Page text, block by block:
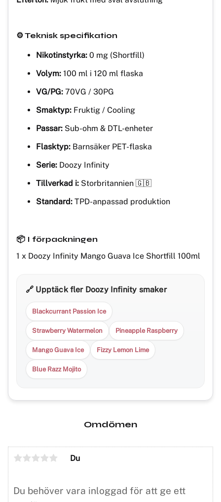
⚙️ Teknisk specifikation
Nikotinstyrka: 0 mg (Shortfill)
Volym: 100 ml i 120 ml flaska
VG/PG: 70VG / 30PG
Smaktyp: Fruktig / Cooling
Passar: Sub-ohm & DTL-enheter
Flasktyp: Barnsäker PET-flaska
Serie: Doozy Infinity
Tillverkad i: Storbritannien 🇬🇧
Standard: TPD-anpassad produktion
📦 I förpackningen
1 x Doozy Infinity Mango Guava Ice Shortfill 100ml
🔗 Upptäck fler Doozy Infinity smaker
Blackcurrant Passion Ice
Strawberry Watermelon Pineapple Raspberry
Mango Guava Ice Fizzy Lemon Lime
Blue Razz Mojito
Omdömen
Du